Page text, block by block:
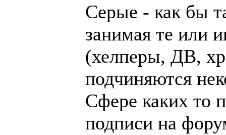
Серые - как бы
занимая те или
(хелперы, ДВ,
подчиняются
Сфере каких то
подписи на